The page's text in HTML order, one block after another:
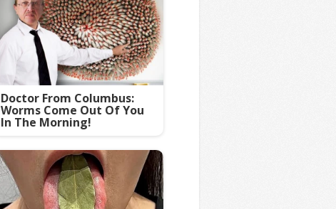
Doctor From Columbus:
Worms Come Out Of You
In The Morning!